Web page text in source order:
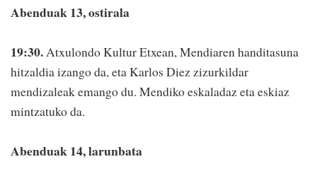
Abenduak 13, ostirala
19:30.Atxulondo Kultur Etxean, Mendiaren handitasuna
hitzaldia izango da, eta Karlos Diez zizurkildar
mendizaleak emango du. Mendiko eskaladaz eta eskiaz
mintzatuko da.
Abenduak 14, larunbata